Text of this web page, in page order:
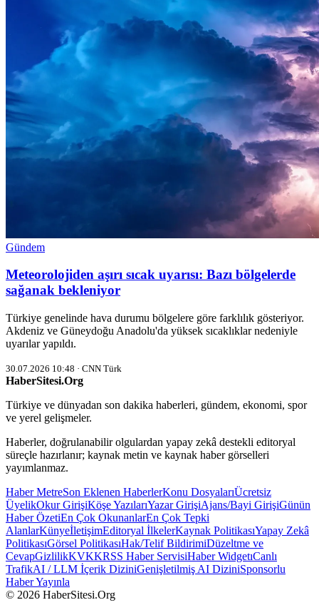
Gündem
Meteorolojiden aşırı sıcak uyarısı: Bazı bölgelerde
sağanak bekleniyor
Türkiye genelinde hava durumu bölgelere göre farklılık gösteriyor.
Akdeniz ve Güneydoğu Anadolu'da yüksek sıcaklıklar nedeniyle
uyarılar yapıldı.
30.07.2026 10:48 · CNN Türk
HaberSitesi.Org
Türkiye ve dünyadan son dakika haberleri, gündem, ekonomi, spor
ve yerel gelişmeler.
Haberler, doğrulanabilir olgulardan yapay zekâ destekli editoryal
süreçle hazırlanır; kaynak metin ve kaynak haber görselleri
yayımlanmaz.
Haber MetreSon Eklenen HaberlerKonu DosyalarıÜcretsiz
ÜyelikOkur GirişiKöşe YazılarıYazar GirişiAjans/Bayi GirişiGünün
Haber ÖzetiEn Çok OkunanlarEn Çok Tepki
AlanlarKünyeİletişimEditoryal İlkelerKaynak PolitikasıYapay Zekâ
PolitikasıGörsel PolitikasıHak/Telif BildirimiDüzeltme ve
CevapGizlilikKVKKRSS Haber ServisiHaber WidgetıCanlı
TrafikAI / LLM İçerik DiziniGenişletilmiş AI DiziniSponsorlu
Haber Yayınla
© 2026 HaberSitesi.Org